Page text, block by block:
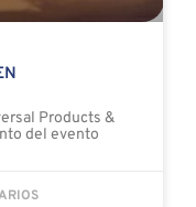
Products &
del evento